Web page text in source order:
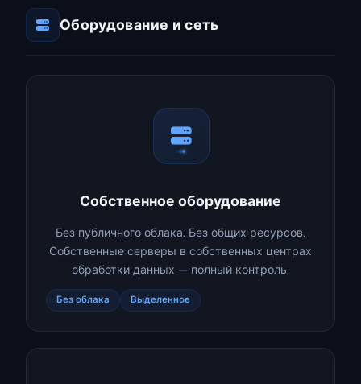
Оборудование и сеть
Собственное оборудование
Без публичного облака. Без общих ресурсов.
Собственные серверы в собственных центрах
обработки данных — полный контроль.
Без облака Выделенное